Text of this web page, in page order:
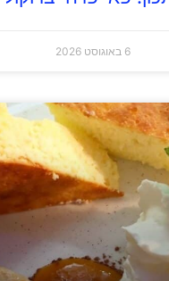
6 באוגוסט 2026